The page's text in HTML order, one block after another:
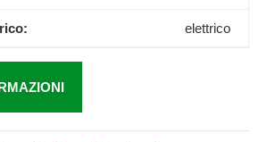
elettrico